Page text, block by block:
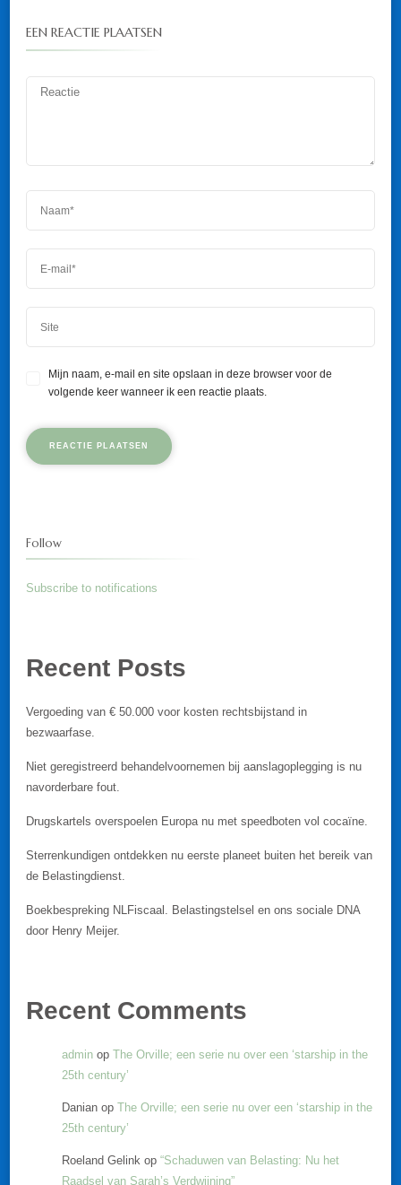
EEN REACTIE PLAATSEN
Mijn naam, e-mail en site opslaan in deze browser voor de
volgende keer wanneer ik een reactie plaats.
Follow
Subscribe to notifications
Recent Posts
Vergoeding van € 50.000 voor kosten rechtsbijstand in
bezwaarfase.
Niet geregistreerd behandelvoornemen bij aanslagoplegging is nu
navorderbare fout.
Drugskartels overspoelen Europa nu met speedboten vol cocaïne.
Sterrenkundigen ontdekken nu eerste planeet buiten het bereik van
de Belastingdienst.
Boekbespreking NLFiscaal. Belastingstelsel en ons sociale DNA
door Henry Meijer.
Recent Comments
admin op The Orville; een serie nu over een ‘starship in the
25th century’
Danian op The Orville; een serie nu over een ‘starship in the
25th century’
Roeland Gelink op “Schaduwen van Belasting: Nu het
Raadsel van Sarah’s Verdwijning”